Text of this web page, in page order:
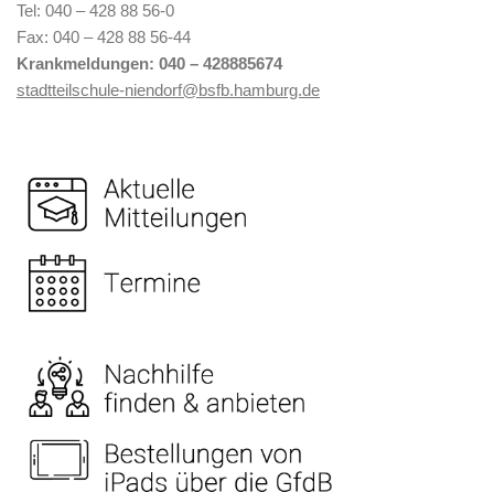
Tel: 040 – 428 88 56-0
Fax: 040 – 428 88 56-44
Krankmeldungen: 040 – 428885674
stadtteilschule-niendorf@bsfb.hamburg.de